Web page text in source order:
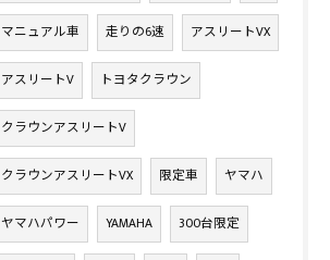
マニュアル車 走りの6速 アスリートVX
アスリートV トヨタクラウン
クラウンアスリートV
クラウンアスリートVX 限定車 ヤマハ
ヤマハパワー YAMAHA 300台限定